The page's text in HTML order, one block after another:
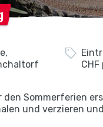
Sommerferien
und verzieren